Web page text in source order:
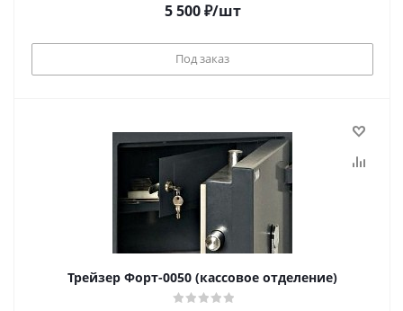
5 500₽/шт
Под заказ
Трейзер Форт-0050 (кассовое отделение)